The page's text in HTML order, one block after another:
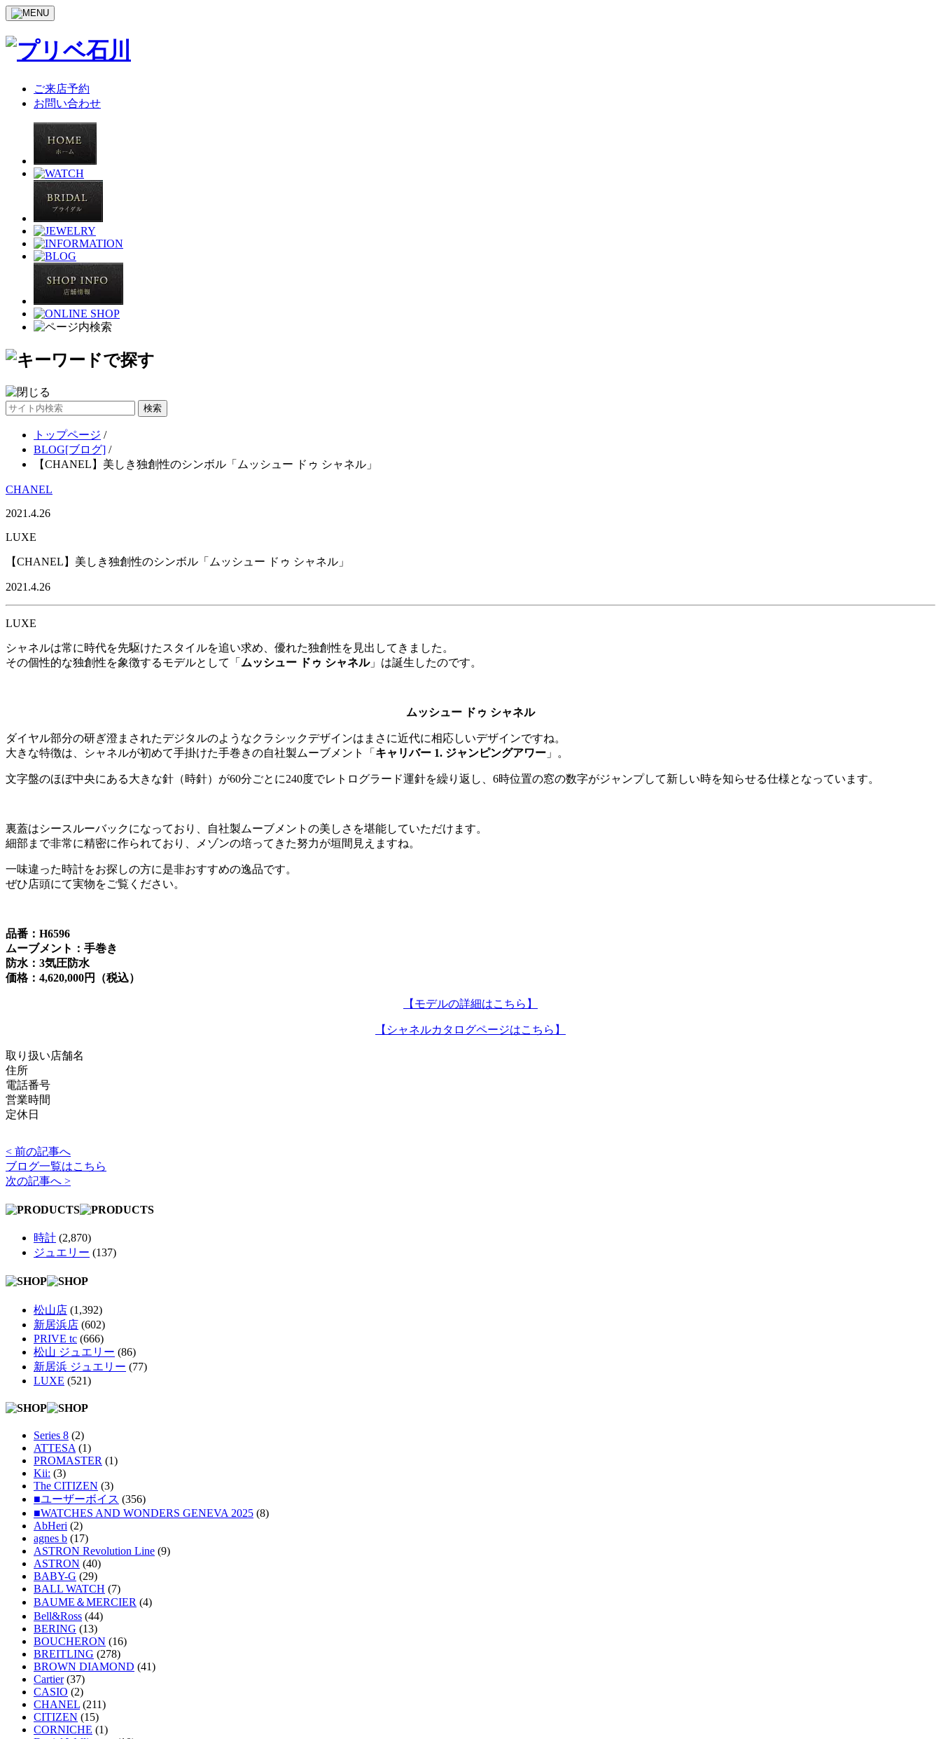
ご来店予約
お問い合わせ
サ
トップページ /
BLOG[ブログ] /
【CHANEL】美しき独創性のシンボル「ムッシュー ドゥ シャネル」
CHANEL
2021.4.26
LUXE
【CHANEL】美しき独創性のシンボル「ムッシュー ドゥ シャネル」
2021.4.26
LUXE
シャネルは常に時代を先駆けたスタイルを追い求め、優れた独創性を見出してきました。
その個性的な独創性を象徴するモデルとして「 ムッシュー ドゥ シャネル」は誕生したのです。
ムッシュー ドゥ シャネル
ダイヤル部分の研ぎ澄まされたデジタルのようなクラシックデザインはまさに近代に相応しいデザインですね。
大きな特徴は、シャネルが初めて手掛けた手巻きの自社製ムーブメント「 キャリバー 1. ジャンピングアワー 」。
文字盤のほぼ中央にある大きな針（時針）が60分ごとに240度でレトログラード運針を繰り返し、6時位置の窓の数字がジャンプして新しい時を知らせる仕様となっています。
裏蓋はシースルーバックになっており、自社製ムーブメントの美しさを堪能していただけます。
細部まで非常に精密に作られており、メゾンの培ってきた努力が垣間見えますね。
一味違った時計をお探しの方に是非おすすめの逸品です。
ぜひ店頭にて実物をご覧ください。
品番：H6596
ムーブメント：手巻き
防水：3気圧防水
価格：4,620,000円（税込）
【モデルの詳細はこちら】
【シャネルカタログページはこちら】
取り扱い店舗名
住所
電話番号
営業時間
定休日
< 前の記事へ
ブログ一覧はこちら
次の記事へ >
時計 (2,870)
ジュエリー (137)
松山店 (1,392)
新居浜店 (602)
PRIVE tc (666)
松山 ジュエリー (86)
新居浜 ジュエリー (77)
LUXE (521)
Series 8 (2)
ATTESA (1)
PROMASTER (1)
Kii: (3)
The CITIZEN (3)
■ユーザーボイス (356)
■WATCHES AND WONDERS GENEVA 2025 (8)
AbHeri (2)
agnes b (17)
ASTRON Revolution Line (9)
ASTRON (40)
BABY-G (29)
BALL WATCH (7)
BAUME＆MERCIER (4)
Bell&Ross (44)
BERING (13)
BOUCHERON (16)
BREITLING (278)
BROWN DIAMOND (41)
Cartier(37)
CASIO (2)
CHANEL (211)
CITIZEN (15)
CORNICHE (1)